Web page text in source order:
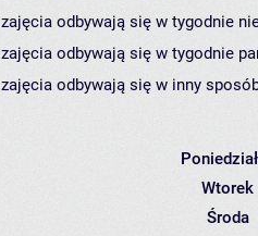
zajęcia odbywają się w tygodnie
zajęcia odbywają się w tygodnie
zajęcia odbywają się w inny
Wtorek
Środa